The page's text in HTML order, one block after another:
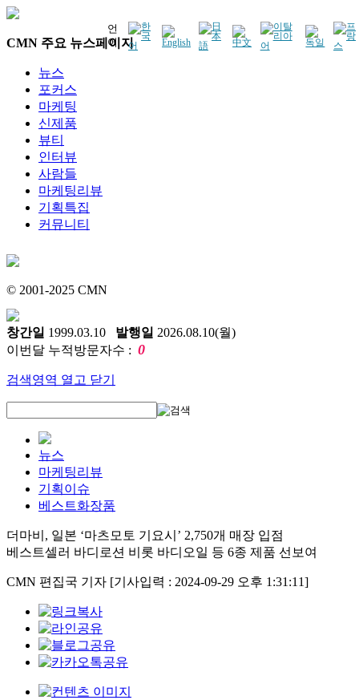
언
어
CMN 주요 뉴스페이지
뉴스
포커스
마케팅
신제품
뷰티
인터뷰
사람들
마케팅리뷰
기획특집
커뮤니티
© 2001-2025 CMN
창간일 1999.03.10 발행일 2026.08.10(월)
이번달 누적방문자수 : 0
검색영역 열고 닫기
뉴스
마케팅리뷰
기획이슈
베스트화장품
더마비, 일본 ‘마츠모토 기요시’ 2,750개 매장 입점
베스트셀러 바디로션 비롯 바디오일 등 6종 제품 선보여
CMN 편집국 기자 [기사입력 : 2024-09-29 오후 1:31:11]